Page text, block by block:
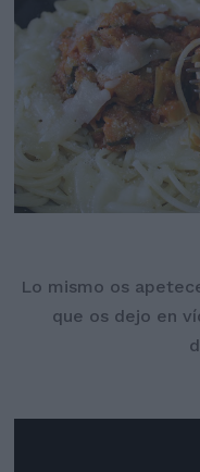
Lo mismo os
que os dejo en